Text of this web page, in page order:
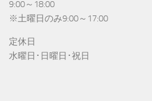
9:00～18:00
※土曜日のみ9:00～17:00
定休日
水曜日･日曜日･祝日